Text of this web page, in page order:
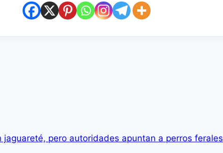
pero autoridades apuntan a perros ferales